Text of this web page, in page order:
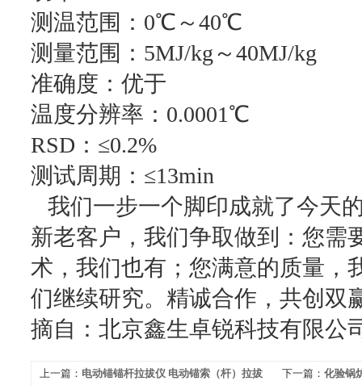
测温范围：0℃～40℃
测量范围：5MJ/kg～40MJ/kg
准确度：优于
温度分辨率：0.0001℃
RSD：≤0.2%
测试周期：≤13min
我们一步一个脚印成就了今天
新老客户，我们争取做到：您需
术，我们也有；您满意的质量，
们继续研究。精诚合作，共创双
摘自：北京鑫生卓锐科技有限公
上一篇： 电动锚锚杆拉拔仪 电动锚索（杆）拉拔
下一篇： 化验锅